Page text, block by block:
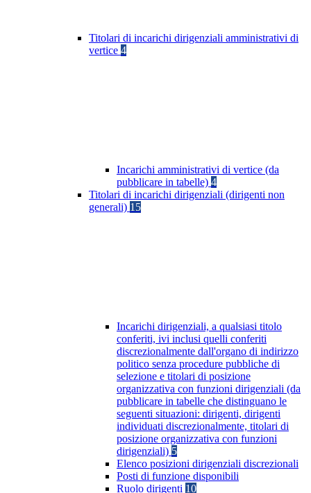
Titolari di incarichi dirigenziali amministrativi di
vertice 4
Incarichi amministrativi di vertice (da
pubblicare in tabelle) 4
Titolari di incarichi dirigenziali (dirigenti non
generali) 15
Incarichi dirigenziali, a qualsiasi titolo
conferiti, ivi inclusi quelli conferiti
discrezionalmente dall'organo di indirizzo
politico senza procedure pubbliche di
selezione e titolari di posizione
organizzativa con funzioni dirigenziali (da
pubblicare in tabelle che distinguano le
seguenti situazioni: dirigenti, dirigenti
individuati discrezionalmente, titolari di
posizione organizzativa con funzioni
dirigenziali) 5
Elenco posizioni dirigenziali discrezionali
Posti di funzione disponibili
Ruolo dirigenti 10